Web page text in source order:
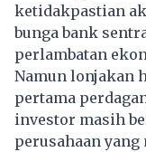
ketidakpastian
bunga bank
perlambatan
Namun lonjakan
pertama
investor masih
perusahaan